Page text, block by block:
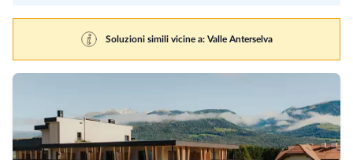
Soluzioni simili vicine a: Valle Anterselva